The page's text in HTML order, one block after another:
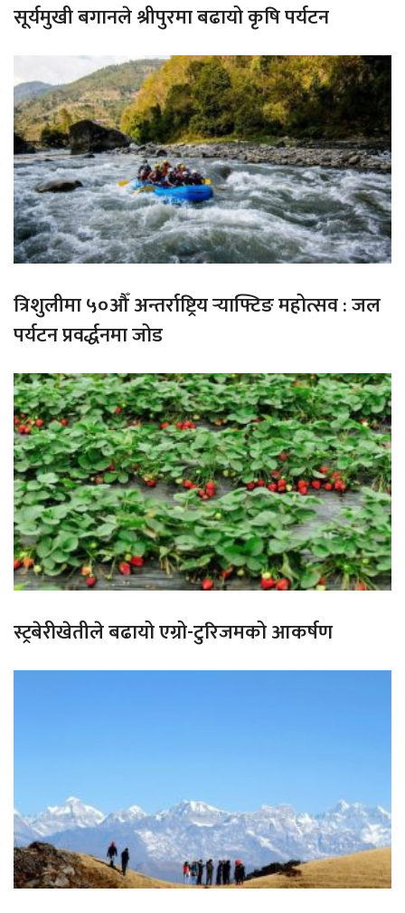
सूर्यमुखी बगानले श्रीपुरमा बढायो कृषि पर्यटन
त्रिशुलीमा ५०औँ अन्तर्राष्ट्रिय र्‍याफ्टिङ महोत्सव : जल
पर्यटन प्रवर्द्धनमा जोड
स्ट्रबेरीखेतीले बढायो एग्रो-टुरिजमको आकर्षण